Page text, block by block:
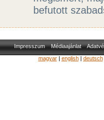
befutott
Impresszum Médiaajánlat
magyar| english| deutsch